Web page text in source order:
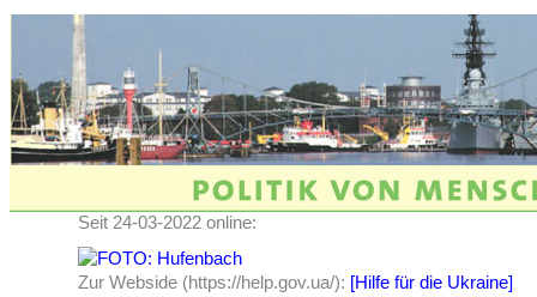
Seit 24-03-2022 online:
Zur Webside (https://help.gov.ua/): [Hilfe für die Ukraine]